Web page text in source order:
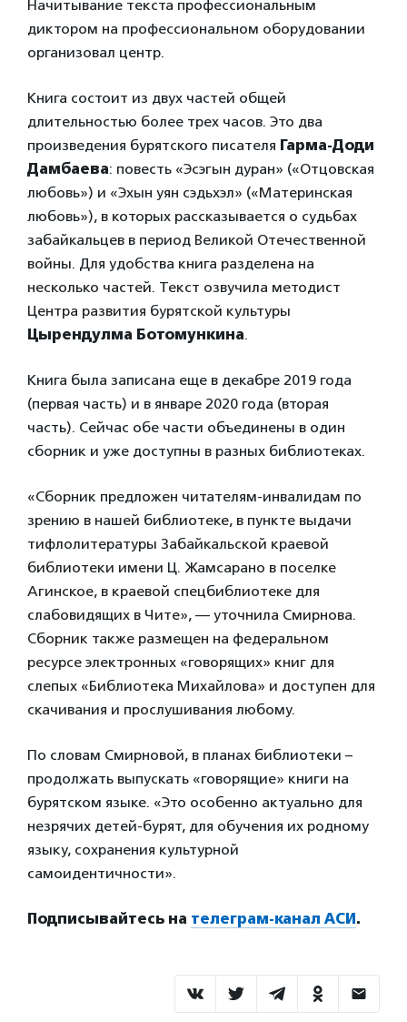
Начитывание текста профессиональным
диктором на профессиональном оборудовании
организовал центр.
Книга состоит из двух частей общей
длительностью более трех часов. Это два
произведения бурятского писателя Гарма-Доди
Дамбаева: повесть «Эсэгын дуран» («Отцовская
любовь») и «Эхын уян сэдьхэл» («Материнская
любовь»), в которых рассказывается о судьбах
забайкальцев в период Великой Отечественной
войны. Для удобства книга разделена на
несколько частей. Текст озвучила методист
Центра развития бурятской культуры
Цырендулма Ботомункина.
Книга была записана еще в декабре 2019 года
(первая часть) и в январе 2020 года (вторая
часть). Сейчас обе части объединены в один
сборник и уже доступны в разных библиотеках.
«Сборник предложен читателям-инвалидам по
зрению в нашей библиотеке, в пункте выдачи
тифлолитературы Забайкальской краевой
библиотеки имени Ц. Жамсарано в поселке
Агинское, в краевой спецбиблиотеке для
слабовидящих в Чите», — уточнила Смирнова.
Сборник также размещен на федеральном
ресурсе электронных «говорящих» книг для
слепых «Библиотека Михайлова» и доступен для
скачивания и прослушивания любому.
По словам Смирновой, в планах библиотеки –
продолжать выпускать «говорящие» книги на
бурятском языке. «Это особенно актуально для
незрячих детей-бурят, для обучения их родному
языку, сохранения культурной
самоидентичности».
Подписывайтесь на телеграм-канал АСИ.